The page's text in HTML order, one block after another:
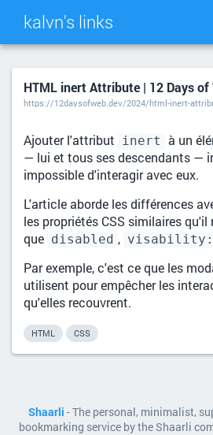
kalvn's links
TAG CLOUD
HTML inert Attribute | 12 Days of
https://12daysofweb.dev/2024/html-inert-
Ajouter l'attribut inert à un
— lui et tous ses descendants —
impossible d'interagir avec eux.
L'article aborde les différences
les propriétés CSS similaires
que disabled , visability:
Par exemple, c'est ce que les
utilisent pour empêcher les
qu'elles recouvrent.
HTML CSS
Shaarli - The personal, minimalist,
bookmarking service by the Shaarli